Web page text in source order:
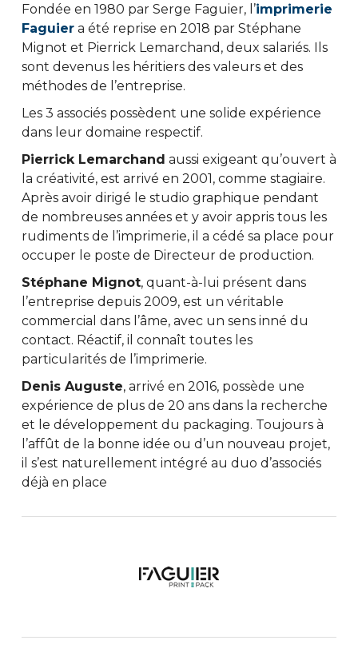
Fondée en 1980 par Serge Faguier, l’imprimerie
Faguier a été reprise en 2018 par Stéphane
Mignot et Pierrick Lemarchand, deux salariés. Ils
sont devenus les héritiers des valeurs et des
méthodes de l’entreprise.
Les 3 associés possèdent une solide expérience
dans leur domaine respectif.
Pierrick Lemarchand aussi exigeant qu’ouvert à
la créativité, est arrivé en 2001, comme stagiaire.
Après avoir dirigé le studio graphique pendant
de nombreuses années et y avoir appris tous les
rudiments de l’imprimerie, il a cédé sa place pour
occuper le poste de Directeur de production.
Stéphane Mignot, quant-à-lui présent dans
l’entreprise depuis 2009, est un véritable
commercial dans l’âme, avec un sens inné du
contact. Réactif, il connaît toutes les
particularités de l’imprimerie.
Denis Auguste, arrivé en 2016, possède une
expérience de plus de 20 ans dans la recherche
et le développement du packaging. Toujours à
l’affût de la bonne idée ou d’un nouveau projet,
il s’est naturellement intégré au duo d’associés
déjà en place